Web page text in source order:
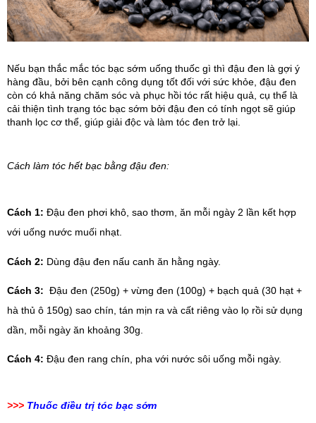
Nếu bạn thắc mắc tóc bạc sớm uống thuốc gì thì đậu đen là gợi ý
hàng đầu, bởi bên cạnh công dụng tốt đối với sức khỏe, đậu đen
còn có khả năng chăm sóc và phục hồi tóc rất hiệu quả, cụ thể là
cải thiện tình trạng tóc bạc sớm bởi đậu đen có tính ngọt sẽ giúp
thanh lọc cơ thể, giúp giải độc và làm tóc đen trở lại.
Cách làm tóc hết bạc bằng đậu đen:
Cách 1: Đậu đen phơi khô, sao thơm, ăn mỗi ngày 2 lần kết hợp
với uống nước muối nhạt.
Cách 2: Dùng đậu đen nấu canh ăn hằng ngày.
Cách 3: Đậu đen (250g) + vừng đen (100g) + bạch quả (30 hạt +
hà thủ ô 150g) sao chín, tán mịn ra và cất riêng vào lọ rồi sử dụng
dần, mỗi ngày ăn khoảng 30g.
Cách 4: Đậu đen rang chín, pha với nước sôi uống mỗi ngày.
>>> Thuốc điều trị tóc bạc sớm